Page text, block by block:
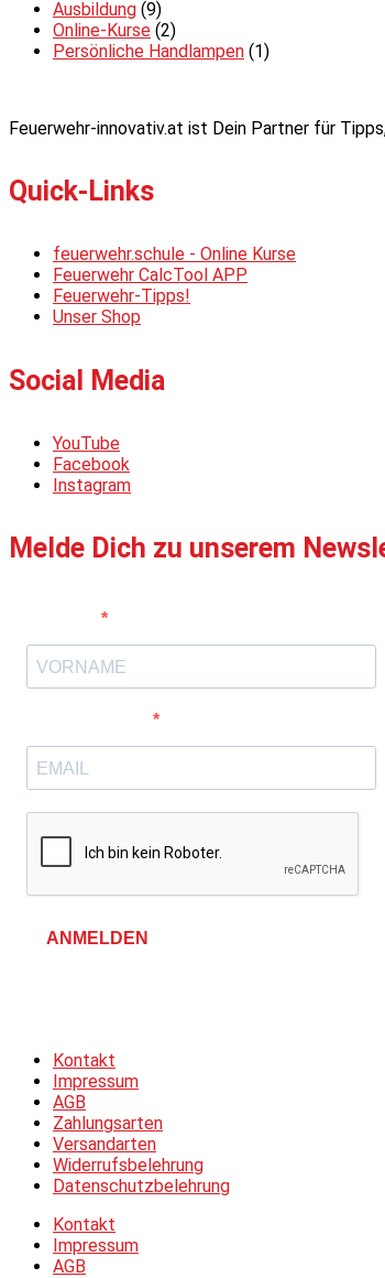
Ausbildung (9)
Online-Kurse (2)
Persönliche Handlampen (1)
Feuerwehr-innovativ.at ist Dein Partner für
Quick-Links
feuerwehr.schule - Online Kurse
Feuerwehr CalcTool APP
Feuerwehr-Tipps!
Unser Shop
Social Media
YouTube
Facebook
Instagram
Melde Dich zu unserem
ANMELDEN
Kontakt
Impressum
AGB
Zahlungsarten
Versandarten
Widerrufsbelehrung
Datenschutzbelehrung
Kontakt
Impressum
AGB